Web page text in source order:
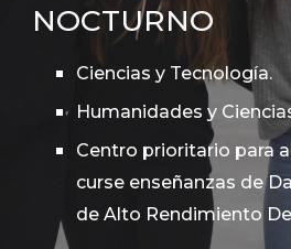
NOCTURNO
Ciencias y Tecnología.
Humanidades y
Centro prioritario para
curse enseñanzas de
de Alto Rendimiento